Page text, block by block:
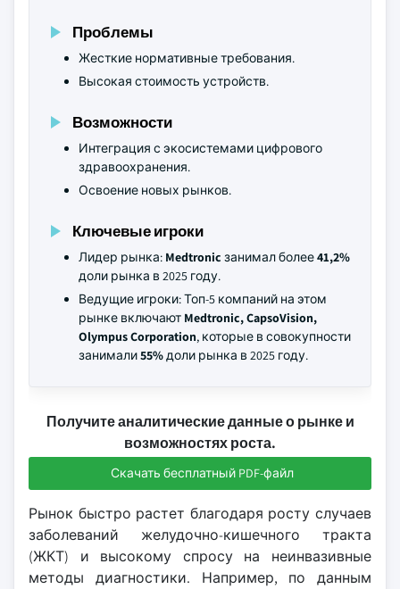
Проблемы
Жесткие нормативные требования.
Высокая стоимость устройств.
Возможности
Интеграция с экосистемами цифрового
здравоохранения.
Освоение новых рынков.
Ключевые игроки
Лидер рынка: Medtronic занимал более41,2%
доли рынка в 2025 году.
Ведущие игроки: Топ-5 компаний на этом
рынке включают Medtronic, CapsoVision,
Olympus Corporation, которые в совокупности
занимали55%доли рынка в 2025 году.
Получите аналитические данные о рынке и
возможностях роста.
Скачать бесплатный PDF-файл
Рынок быстро растет благодаря росту случаев
заболеваний желудочно-кишечного тракта
(ЖКТ) и высокому спросу на неинвазивные
методы диагностики. Например, по данным